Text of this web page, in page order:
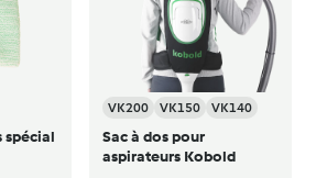
spécial
VK200 VK150 VK140
Sac à dos pour
aspirateurs Kobold